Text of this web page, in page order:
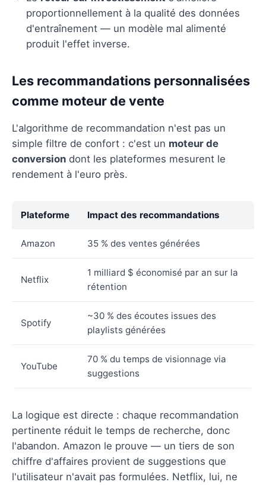
proportionnellement à la qualité des données
d'entraînement — un modèle mal alimenté
produit l'effet inverse.
Les recommandations personnalisées
comme moteur de vente
L'algorithme de recommandation n'est pas un
simple filtre de confort : c'est un moteur de
conversion dont les plateformes mesurent le
rendement à l'euro près.
Plateforme Impact des recommandations
Amazon 35 % des ventes générées
Netflix
1 milliard $ économisé par an sur la
rétention
Spotify
~30 % des écoutes issues des
playlists générées
YouTube
70 % du temps de visionnage via
suggestions
La logique est directe : chaque recommandation
pertinente réduit le temps de recherche, donc
l'abandon. Amazon le prouve — un tiers de son
chiffre d'affaires provient de suggestions que
l'utilisateur n'avait pas formulées. Netflix, lui, ne